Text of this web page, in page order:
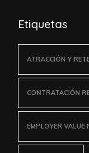
Etiquetas
ATRACCIÓN Y
CONTRATACIÓN
EMPLOYER VALUE